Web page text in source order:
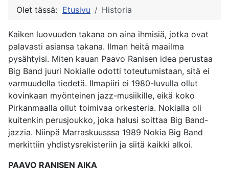
Olet tässä: Etusivu Historia
Kaiken luovuuden takana on aina ihmisiä, jotka ovat
palavasti asiansa takana. Ilman heitä maailma
pysähtyisi. Miten kauan Paavo Ranisen idea perustaa
Big Band juuri Nokialle odotti toteutumistaan, sitä ei
varmuudella tiedetä. Ilmapiiri ei 1980-luvulla ollut
kovinkaan myönteinen jazz-musiikille, eikä koko
Pirkanmaalla ollut toimivaa orkesteria. Nokialla oli
kuitenkin perusjoukko, joka halusi soittaa Big Band-
jazzia. Niinpä Marraskuusssa 1989 Nokia Big Band
merkittiin yhdistysrekisteriin ja siitä kaikki alkoi.
PAAVO RANISEN AIKA